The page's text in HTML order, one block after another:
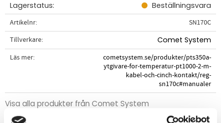
Lagerstatus Beställningsvara
Artikelnr
SN170C
Tillverkare
Comet System
Läs mer
cometsystem.se/produkter/pts350a-
ytgivare-for-temperatur-pt1000-2-m-
kabel-och-cinch-kontakt/reg-
sn170c#manualer
Visa alla produkter från Comet System